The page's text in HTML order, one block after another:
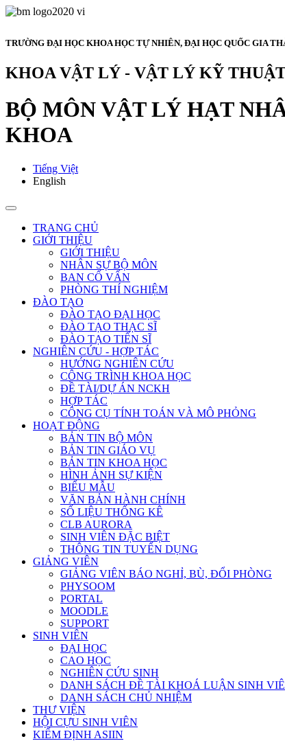
TRƯỜNG ĐẠI HỌC KHOA HỌC TỰ NHIÊN, ĐẠI HỌC QUỐC GIA
KHOA VẬT LÝ - VẬT LÝ KỸ
BỘ MÔN VẬT LÝ HẠT
KHOA
Tiếng Việt
English
TRANG CHỦ
GIỚI THIỆU
GIỚI THIỆU
NHÂN SỰ BỘ MÔN
BAN CỐ VẤN
PHÒNG THÍ NGHIỆM
ĐÀO TẠO
ĐÀO TẠO ĐẠI HỌC
ĐÀO TẠO THẠC SĨ
ĐÀO TẠO TIẾN SĨ
NGHIÊN CỨU - HỢP TÁC
HƯỚNG NGHIÊN CỨU
CÔNG TRÌNH KHOA HỌC
ĐỀ TÀI/DỰ ÁN NCKH
HỢP TÁC
CÔNG CỤ TÍNH TOÁN VÀ MÔ PHỎNG
HOẠT ĐỘNG
BẢN TIN BỘ MÔN
BẢN TIN GIÁO VỤ
BẢN TIN KHOA HỌC
HÌNH ẢNH SỰ KIỆN
BIỂU MẪU
VĂN BẢN HÀNH CHÍNH
SỐ LIỆU THỐNG KÊ
CLB AURORA
SINH VIÊN ĐẶC BIỆT
THÔNG TIN TUYỂN DỤNG
GIẢNG VIÊN
GIẢNG VIÊN BÁO NGHỈ, BÙ, ĐỔI PHÒNG
PHYSOOM
PORTAL
MOODLE
SUPPORT
SINH VIÊN
ĐẠI HỌC
CAO HỌC
NGHIÊN CỨU SINH
DANH SÁCH ĐỀ TÀI KHOÁ LUẬN SINH
DANH SÁCH CHỦ NHIỆM
THƯ VIỆN
HỘI CỰU SINH VIÊN
KIỂM ĐỊNH ASIIN